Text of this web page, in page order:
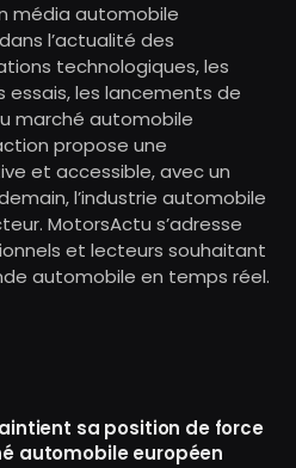
média automobile
l’actualité des
technologiques, les
essais, les lancements de
marché automobile
propose une
et accessible, avec un
l’industrie automobile
MotorsActu s’adresse
et lecteurs souhaitant
automobile en temps réel.
sa position de force
automobile européen